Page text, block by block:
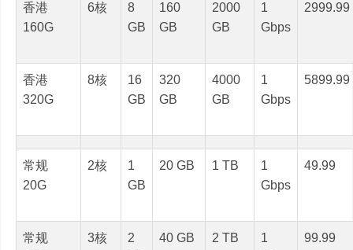
香港
160G
6核
8
GB
160
GB
2000
GB
1
Gbps
2999.99
香港
320G
8核
16
GB
320
GB
4000
GB
1
Gbps
5899.99
常规
20G
2核
1
GB
20 GB 1 TB
1
Gbps
49.99
常规
3核
2
40 GB 2 TB
1
99.99